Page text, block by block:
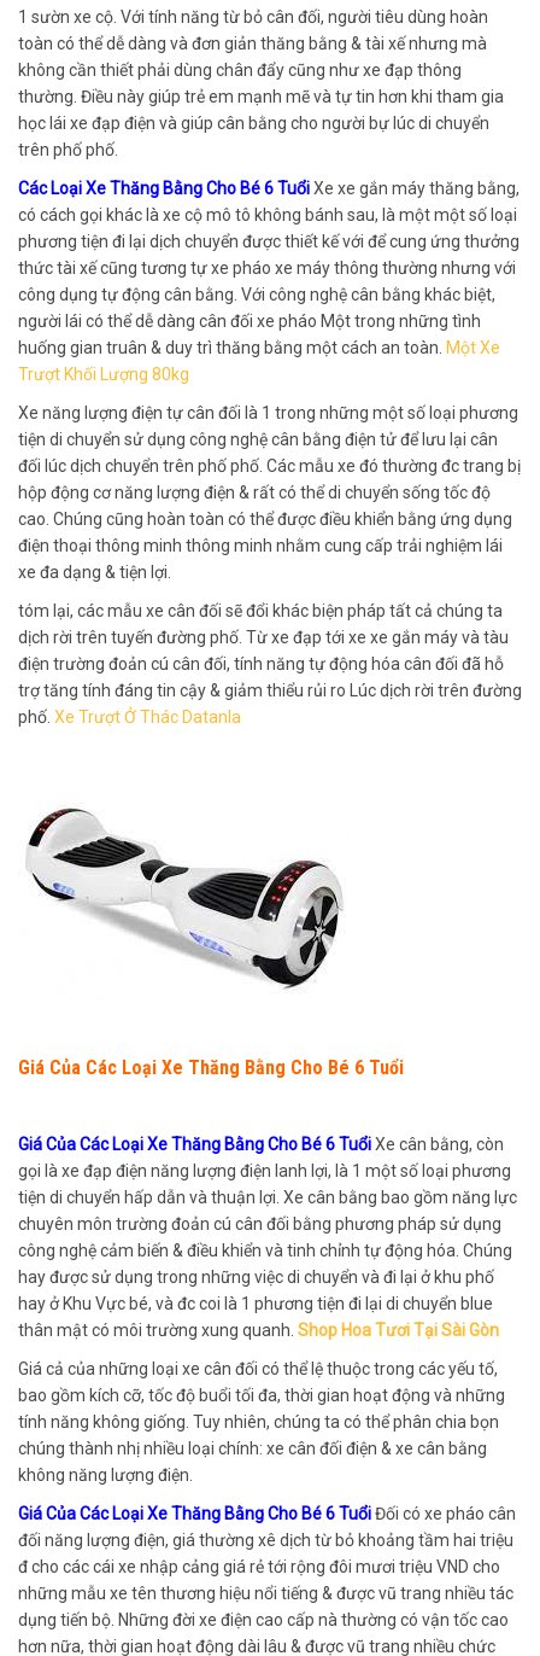
1 sườn xe cộ. Với tính năng từ bỏ cân đối, người tiêu dùng hoàn
toàn có thể dễ dàng và đơn giản thăng bằng & tài xế nhưng mà
không cần thiết phải dùng chân đẩy cũng như xe đạp thông
thường. Điều này giúp trẻ em mạnh mẽ và tự tin hơn khi tham gia
học lái xe đạp điện và giúp cân bằng cho người bự lúc di chuyển
trên phố phố.
Các Loại Xe Thăng Bằng Cho Bé 6 TuổiXe xe gắn máy thăng bằng,
có cách gọi khác là xe cộ mô tô không bánh sau, là một một số loại
phương tiện đi lại dịch chuyển được thiết kế với để cung ứng thưởng
thức tài xế cũng tương tự xe pháo xe máy thông thường nhưng với
công dụng tự động cân bằng. Với công nghệ cân bằng khác biệt,
người lái có thể dễ dàng cân đối xe pháo Một trong những tình
huống gian truân & duy trì thăng bằng một cách an toàn. Một Xe
Trượt Khối Lượng 80kg
Xe năng lượng điện tự cân đối là 1 trong những một số loại phương
tiện di chuyển sử dụng công nghệ cân bằng điện tử để lưu lại cân
đối lúc dịch chuyển trên phố phố. Các mẫu xe đó thường đc trang bị
hộp động cơ năng lượng điện & rất có thể di chuyển sống tốc độ
cao. Chúng cũng hoàn toàn có thể được điều khiển bằng ứng dụng
điện thoại thông minh thông minh nhằm cung cấp trải nghiệm lái
xe đa dạng & tiện lợi.
tóm lại, các mẫu xe cân đối sẽ đổi khác biện pháp tất cả chúng ta
dịch rời trên tuyến đường phố. Từ xe đạp tới xe xe gắn máy và tàu
điện trường đoản cú cân đối, tính năng tự động hóa cân đối đã hỗ
trợ tăng tính đáng tin cậy & giảm thiểu rủi ro Lúc dịch rời trên đường
phố. Xe Trượt Ở Thác Datanla
Giá Của Các Loại Xe Thăng Bằng Cho Bé 6 Tuổi
Giá Của Các Loại Xe Thăng Bằng Cho Bé 6 TuổiXe cân bằng, còn
gọi là xe đạp điện năng lượng điện lanh lợi, là 1 một số loại phương
tiện di chuyển hấp dẫn và thuận lợi. Xe cân bằng bao gồm năng lực
chuyên môn trường đoản cú cân đối bằng phương pháp sử dụng
công nghệ cảm biến & điều khiển và tinh chỉnh tự động hóa. Chúng
hay được sử dụng trong những việc di chuyển và đi lại ở khu phố
hay ở Khu Vực bé, và đc coi là 1 phương tiện đi lại di chuyển blue
thân mật có môi trường xung quanh. Shop Hoa Tươi Tại Sài Gòn
Giá cả của những loại xe cân đối có thể lệ thuộc trong các yếu tố,
bao gồm kích cỡ, tốc độ buổi tối đa, thời gian hoạt động và những
tính năng không giống. Tuy nhiên, chúng ta có thể phân chia bọn
chúng thành nhị nhiều loại chính: xe cân đối điện & xe cân bằng
không năng lượng điện.
Giá Của Các Loại Xe Thăng Bằng Cho Bé 6 TuổiĐối có xe pháo cân
đối năng lượng điện, giá thường xê dịch từ bỏ khoảng tầm hai triệu
đ cho các cái xe nhập cảng giá rẻ tới rộng đôi mươi triệu VND cho
những mẫu xe tên thương hiệu nổi tiếng & được vũ trang nhiều tác
dụng tiến bộ. Những đời xe điện cao cấp nà thường có vận tốc cao
hơn nữa, thời gian hoạt động dài lâu & được vũ trang nhiều chức